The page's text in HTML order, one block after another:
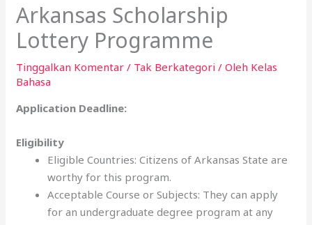
Arkansas Scholarship
Lottery Programme
Tinggalkan Komentar / Tak Berkategori / Oleh Kelas
Bahasa
Application Deadline:
Eligibility
Eligible Countries: Citizens of Arkansas State are
worthy for this program.
Acceptable Course or Subjects: They can apply
for an undergraduate degree program at any